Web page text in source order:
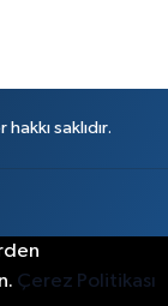
saklıdır.
Çerez Politikası